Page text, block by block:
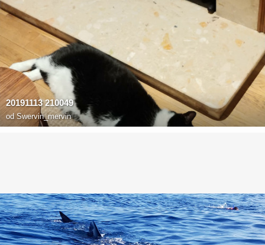
20191113 210049
od Swervin_mervin